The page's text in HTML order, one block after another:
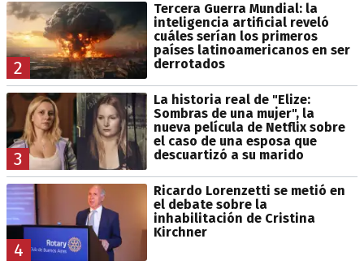
2
Tercera Guerra Mundial: la
inteligencia artificial reveló
cuáles serían los primeros
países latinoamericanos en ser
derrotados
3
La historia real de "Elize:
Sombras de una mujer", la
nueva película de Netflix sobre
el caso de una esposa que
descuartizó a su marido
4
Ricardo Lorenzetti se metió en
el debate sobre la
inhabilitación de Cristina
Kirchner